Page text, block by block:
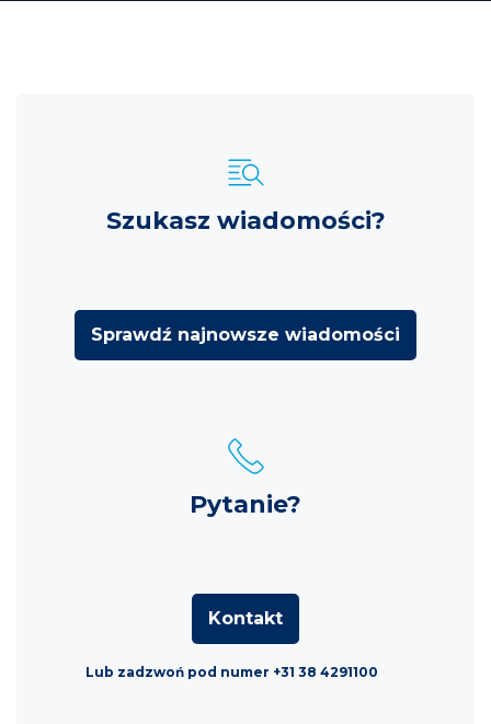
Szukasz wiadomości?
Sprawdź najnowsze wiadomości
Pytanie?
Kontakt
Lub zadzwoń pod numer +31 38 4291100